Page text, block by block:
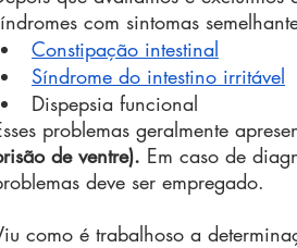
com sintomas
Constipação intestinal
Síndrome do intestino irritável
Dispepsia funcional
problemas geralmente
de ventre). Em caso de
deve ser empregado.
como é trabalhoso a